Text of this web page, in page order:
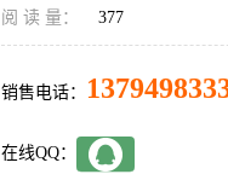
阅 读 量： 377
销售电话：
在线QQ：